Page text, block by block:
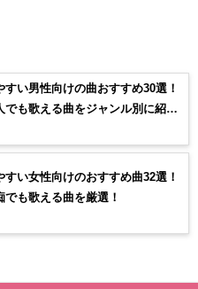
すい男性向けの曲おすすめ30選！
でも歌える曲をジャンル別に紹
すい女性向けのおすすめ曲32選！
も歌える曲を厳選！